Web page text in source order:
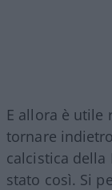
E allora è utile
tornare
calcistica della
stato così. Si